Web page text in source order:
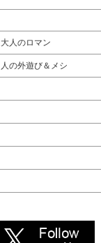
人のロマン
の外遊び＆メシ